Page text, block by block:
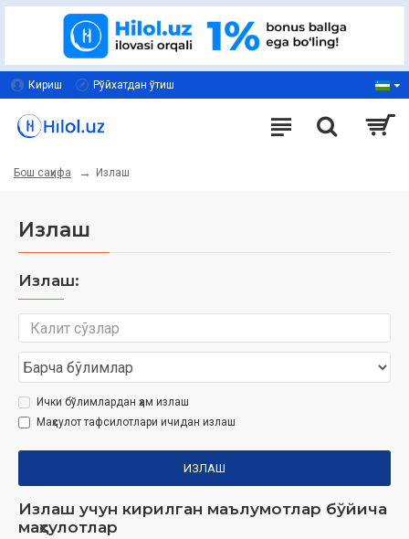
Кириш Рўйхатдан ўтиш
Бош саҳифа Излаш
Излаш
Излаш:
Ички бўлимлардан ҳам излаш
Маҳсулот тафсилотлари ичидан излаш
ИЗЛАШ
Излаш учун кирилган маълумотлар бўйича
маҳсулотлар